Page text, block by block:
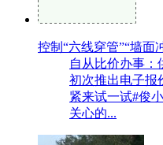
控制“六线穿管”“墙面
自从比价办事：
初次推出电子报
紧来试一试#俊
关心的...